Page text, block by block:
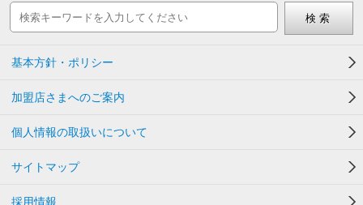
基本方針・ポリシー
加盟店さまへのご案内
個人情報の取扱いについて
サイトマップ
採用情報